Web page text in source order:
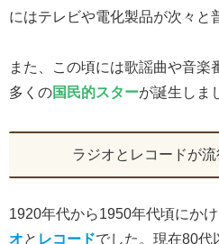
にはテレビや電化製品が次々と
また、この頃には歌謡曲や音楽
多くの国民的スターが誕生しま
ラジオとレコードが
1920年代から1950年代頃にか
オと レコードでした。現在80代